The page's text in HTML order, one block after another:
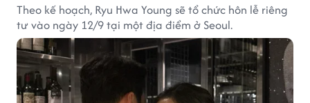
Theo kế hoạch, Ryu Hwa Young sẽ tổ chức hôn lễ riêng
tư vào ngày 12/9 tại một địa điểm ở Seoul.